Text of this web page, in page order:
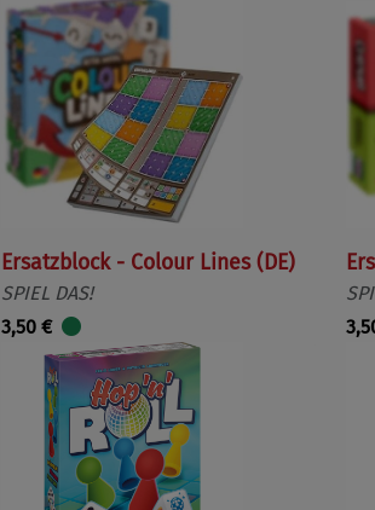
Ersatzblock - Colour Lines (DE)
SPIEL DAS!
3,50 €